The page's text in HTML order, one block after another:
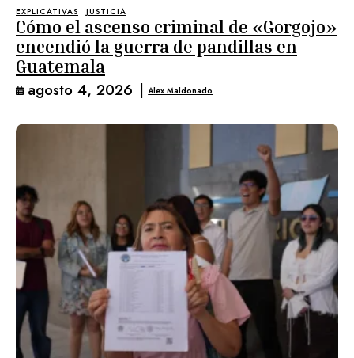
EXPLICATIVAS JUSTICIA
Cómo el ascenso criminal de «Gorgojo»
encendió la guerra de pandillas en
Guatemala
agosto 4, 2026 | Alex Maldonado